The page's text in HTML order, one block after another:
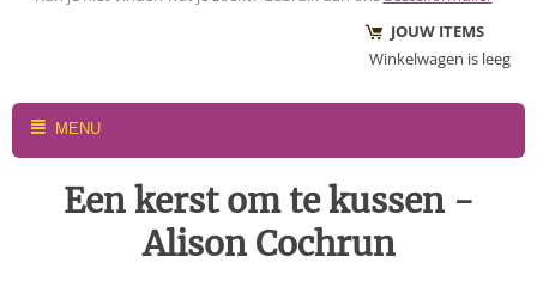
JOUW ITEMS
Winkelwagen is leeg
MENU
Een kerst om te kussen -
Alison Cochrun